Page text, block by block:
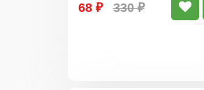
68 ₽ 330 ₽